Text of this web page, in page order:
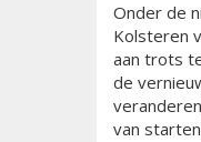
Onder de
Kolsteren
aan trots
de
van